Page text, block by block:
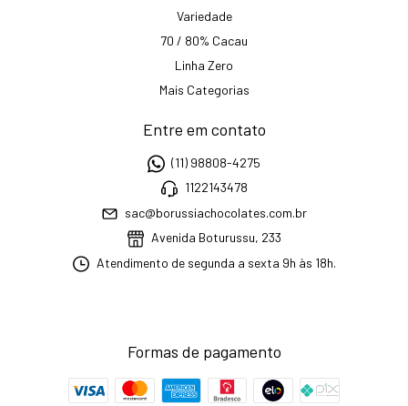
Variedade
70 / 80% Cacau
Linha Zero
Mais Categorias
Entre em contato
(11) 98808-4275
1122143478
sac@borussiachocolates.com.br
Avenida Boturussu, 233
Atendimento de segunda a sexta 9h às 18h.
Formas de pagamento